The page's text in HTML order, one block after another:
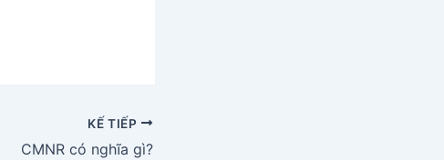
KẾ TIẾP
CMNR có nghĩa gì?